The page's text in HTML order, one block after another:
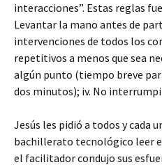
interacciones”. Estas reglas
Levantar la mano antes de
intervenciones de todos los
repetitivos a menos que sea
algún punto (tiempo breve
dos minutos); iv. No
Jesús les pidió a todos y cada
bachillerato tecnológico leer
el facilitador condujo sus